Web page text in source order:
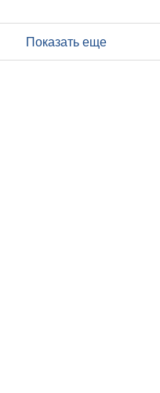
Показать еще